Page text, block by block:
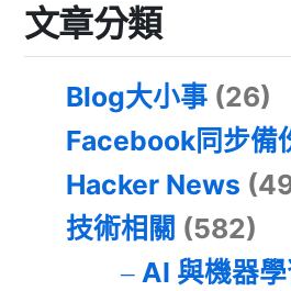
文章分類
Blog大小事 (26)
Facebook同步備
Hacker News
技術相關 (582)
AI 與機器